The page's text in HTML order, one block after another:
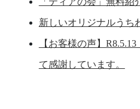
新しいオリジナルうち
【お客様の声】
て感謝しています。